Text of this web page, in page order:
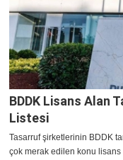
BDDK Lisans Alan
Listesi
Tasarruf şirketlerinin BDDK
çok merak edilen konu